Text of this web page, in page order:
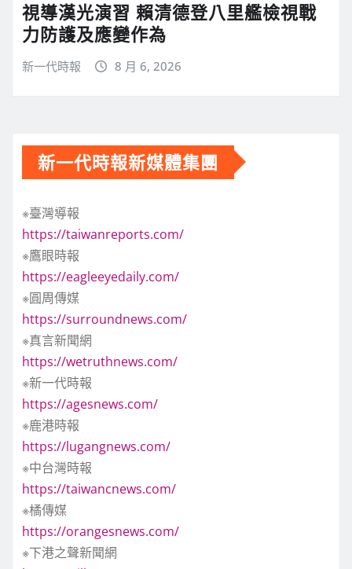
視導漢光演習 賴清德登八里艦檢視戰
力防護及應變作為
新一代時報 8 月 6, 2026
新一代時報新媒體集團
※臺灣導報
https://taiwanreports.com/
※鷹眼時報
https://eagleeyedaily.com/
※圓周傳媒
https://surroundnews.com/
※真言新聞網
https://wetruthnews.com/
※新一代時報
https://agesnews.com/
※鹿港時報
https://lugangnews.com/
※中台灣時報
https://taiwancnews.com/
※橘傳媒
https://orangesnews.com/
※下港之聲新聞網